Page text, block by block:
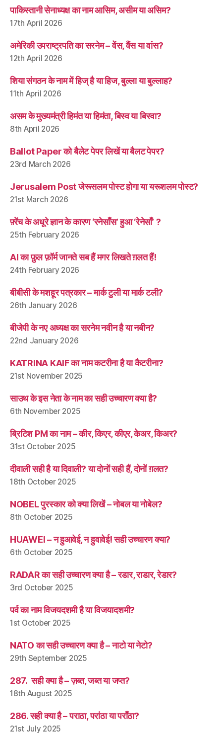
पाकिस्तानी सेनाध्यक्ष का नाम आसिम, असीम या असिम?
17th April 2026
अमेरिकी उपराष्ट्रपति का सरनेम – वेंस, वैंस या वांस?
12th April 2026
शिया संगठन के नाम में हिज् है या हिज, बुल्ला या बुल्लाह?
11th April 2026
असम के मुख्यमंत्री हिमंत या हिमंता, बिस्व या बिस्वा?
8th April 2026
Ballot Paper को बैलेट पेपर लिखें या बैलट पेपर?
23rd March 2026
Jerusalem Post जेरूसलम पोस्ट होगा या यरूशलम पोस्ट?
21st March 2026
फ़्रेंच के अधूरे ज्ञान के कारण ‘रनेसाँस’ हुआ ‘रेनेसाँ’ ?
25th February 2026
AI का फ़ुल फ़ॉर्म जानते सब हैं मगर लिखते ग़लत हैं!
24th February 2026
बीबीसी के मशहूर पत्रकार – मार्क टुली या मार्क टली?
26th January 2026
बीजेपी के नए अध्यक्ष का सरनेम नवीन है या नबीन?
22nd January 2026
KATRINA KAIF का नाम कटरीना है या कैटरीना?
21st November 2025
साउथ के इस नेता के नाम का सही उच्चारण क्या है?
6th November 2025
ब्रिटिश PM का नाम – कीर, किएर, कीएर, केअर, किअर?
31st October 2025
दीवाली सही है या दिवाली? या दोनों सही हैं, दोनों ग़लत?
18th October 2025
NOBEL पुरस्कार को क्या लिखें – नोबल या नोबेल?
8th October 2025
HUAWEI – न हुआवेई, न हुवावेई! सही उच्चारण क्या?
6th October 2025
RADAR का सही उच्चारण क्या है – रडार, राडार, रेडार?
3rd October 2025
पर्व का नाम विजयदशमी है या विजयादशमी?
1st October 2025
NATO का सही उच्चारण क्या है – नाटो या नेटो?
29th September 2025
287. सही क्या है – ज़ब्त, जब्त या जप्त?
18th August 2025
286. सही क्या है – पराठा, परांठा या पराँठा?
21st July 2025